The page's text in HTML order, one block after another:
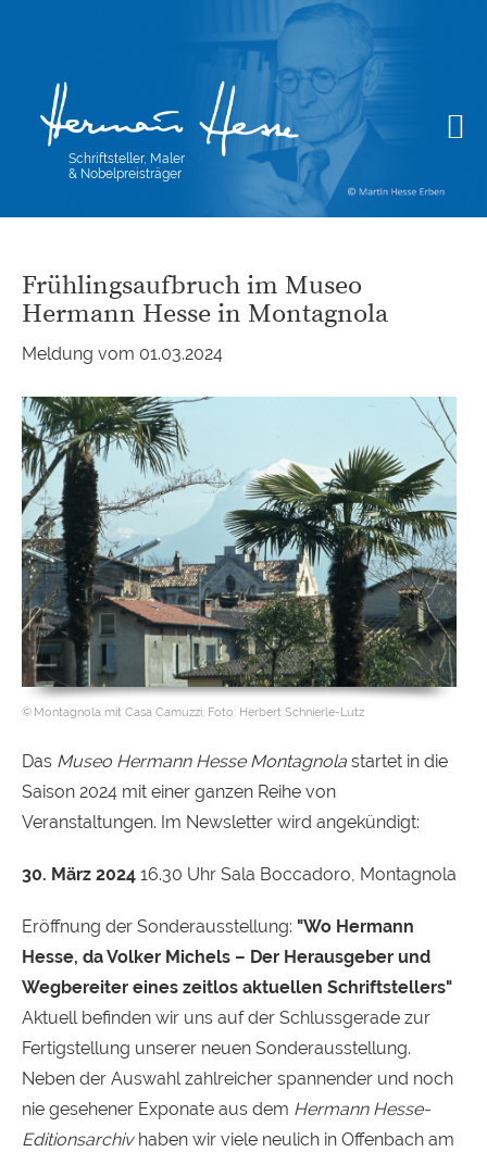
Schriftsteller, Maler
& Nobelpreisträger
Frühlingsaufbruch im Museo
Hermann Hesse in Montagnola
Meldung vom 01.03.2024
Montagnola mit Casa Camuzzi; Foto: Herbert Schnierle-Lutz
Das Museo Hermann Hesse Montagnola startet in die
Saison 2024 mit einer ganzen Reihe von
Veranstaltungen. Im Newsletter wird angekündigt:
30. März 2024 16.30 Uhr Sala Boccadoro, Montagnola
Eröffnung der Sonderausstellung: "Wo Hermann
Hesse, da Volker Michels – Der Herausgeber und
Wegbereiter eines zeitlos aktuellen Schriftstellers"
Aktuell befinden wir uns auf der Schlussgerade zur
Fertigstellung unserer neuen Sonderausstellung.
Neben der Auswahl zahlreicher spannender und noch
nie gesehener Exponate aus dem Hermann Hesse-
Editionsarchivhaben wir viele neulich in Offenbach am